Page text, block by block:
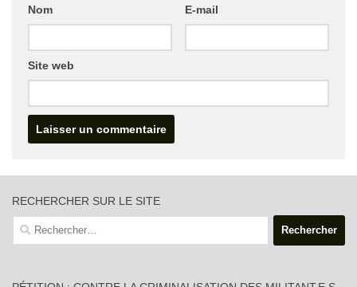
Nom E-mail
Site web
RECHERCHER SUR LE SITE
Rechercher :